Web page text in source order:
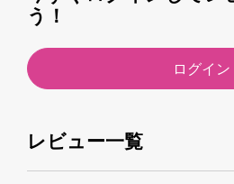
う！
ログイン
レビュー一覧